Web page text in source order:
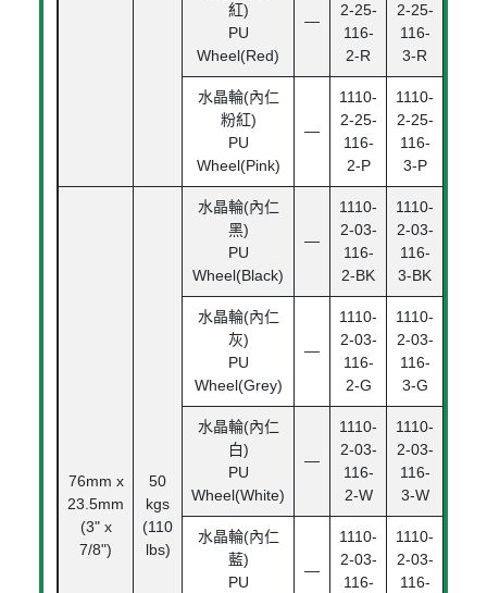
紅)
PU
Wheel(Red)
—
2-25-
116-
2-R
2-25-
116-
3-R
水晶輪(內仁
粉紅)
PU
Wheel(Pink)
—
1110-
2-25-
116-
2-P
1110-
2-25-
116-
3-P
76mm x
23.5mm
(3" x
7/8")
50
kgs
(110
lbs)
水晶輪(內仁
黑)
PU
Wheel(Black)
—
1110-
2-03-
116-
2-BK
1110-
2-03-
116-
3-BK
水晶輪(內仁
灰)
PU
Wheel(Grey)
—
1110-
2-03-
116-
2-G
1110-
2-03-
116-
3-G
水晶輪(內仁
白)
PU
Wheel(White)
—
1110-
2-03-
116-
2-W
1110-
2-03-
116-
3-W
水晶輪(內仁
藍)
PU
—
1110-
2-03-
116-
1110-
2-03-
116-